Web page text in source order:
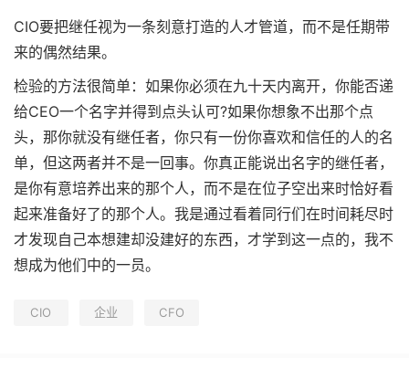
CIO要把继任视为一条刻意打造的人才管道，而不是任期带
来的偶然结果。
检验的方法很简单：如果你必须在九十天内离开，你能否递
给CEO一个名字并得到点头认可?如果你想象不出那个点
头，那你就没有继任者，你只有一份你喜欢和信任的人的名
单，但这两者并不是一回事。你真正能说出名字的继任者，
是你有意培养出来的那个人，而不是在位子空出来时恰好看
起来准备好了的那个人。我是通过看着同行们在时间耗尽时
才发现自己本想建却没建好的东西，才学到这一点的，我不
想成为他们中的一员。
CIO 企业 CFO